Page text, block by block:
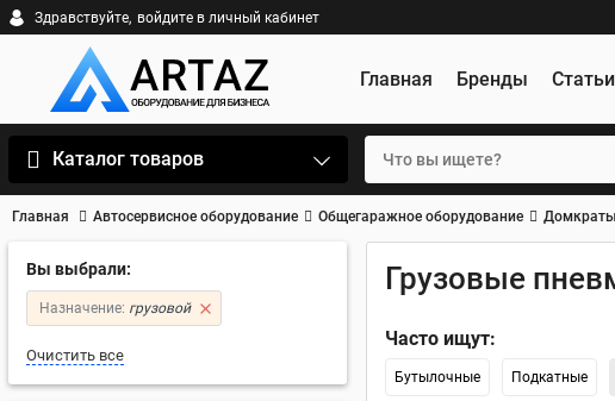
Здравствуйте, войдите в личный кабинет
Главная Бренды
Каталог товаров
Главная Автосервисное оборудование Общегаражное оборудование Домкраты
Вы выбрали:
Назначение: грузовой
Очистить все
Грузовые
Часто ищут:
Бутылочные Подкатные